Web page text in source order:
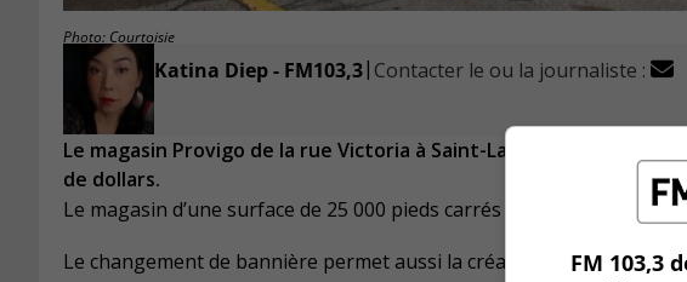
Photo: Courtoisie
Katina Diep - FM103,3| Contacter le ou la journaliste :
Le magasin Provigo de la rue Victoria à Saint-Lambert vient
de dollars.
Le magasin d’une surface de 25 000 pieds carrés est donc
Le changement de bannière permet aussi la création d’une vingtaine
FM 103,3